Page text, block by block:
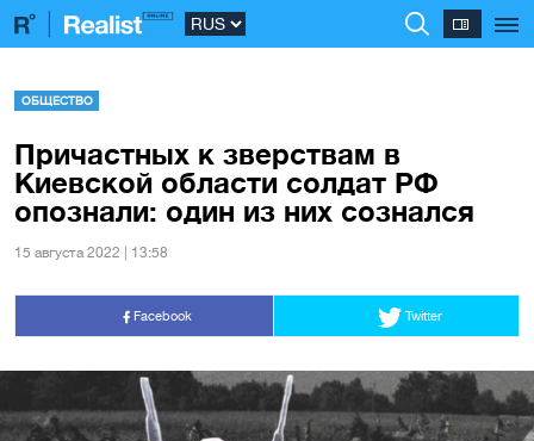
ОБЩЕСТВО
Причастных к зверствам в
Киевской области солдат РФ
опознали: один из них сознался
15 августа 2022 | 13:58
Facebook Twitter